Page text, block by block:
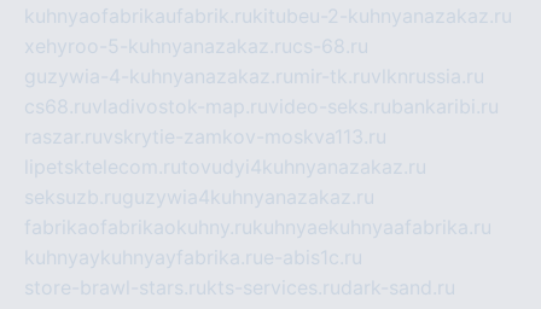
kuhnyaofabrikaufabrik.rukitubeu-2-kuhnyanazakaz.ru
xehyroo-5-kuhnyanazakaz.rucs-68.ru
guzywia-4-kuhnyanazakaz.ru mir-tk.ruvlknrussia.ru
cs68.ruvladivostok-map.ruvideo-seks.rubankaribi.ru
raszar.ruvskrytie-zamkov-moskva113.ru
lipetsktelecom.rutovudyi4kuhnyanazakaz.ru
seksuzb.ruguzywia4kuhnyanazakaz.ru
fabrikaofabrikaokuhny.rukuhnyaekuhnyaafabrika.ru
kuhnyaykuhnyayfabrika.rue-abis1c.ru
store-brawl-stars.rukts-services.rudark-sand.ru